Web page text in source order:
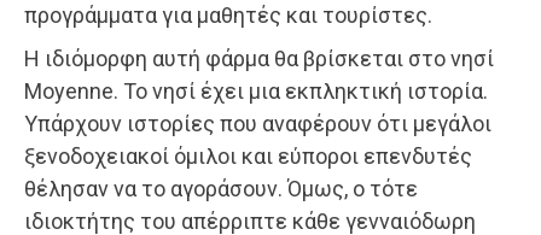
προγράμματα για μαθητές και τουρίστες.
Η ιδιόμορφη αυτή φάρμα θα βρίσκεται στο νησί
Moyenne. Το νησί έχει μια εκπληκτική ιστορία.
Υπάρχουν ιστορίες που αναφέρουν ότι μεγάλοι
ξενοδοχειακοί όμιλοι και εύποροι επενδυτές
θέλησαν να το αγοράσουν. Όμως, ο τότε
ιδιοκτήτης του απέρριπτε κάθε γενναιόδωρη